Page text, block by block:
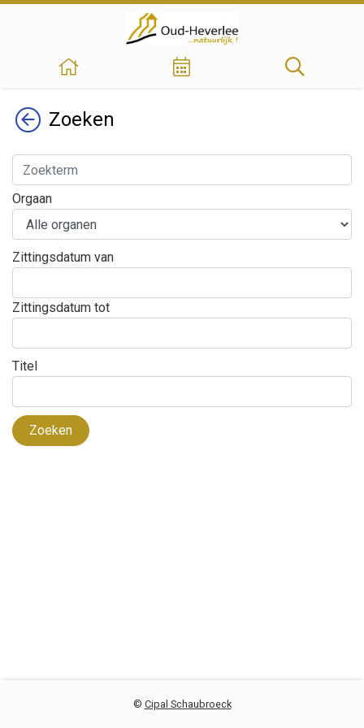
TerugZoeken
Orgaan
Zittingsdatum van
Zittingsdatum tot
Titel
Zoeken
© Cipal Schaubroeck